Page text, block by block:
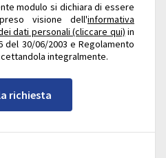
modulo si dichiara di essere
visione dell'informativa
dati personali (cliccare qui) in
del 30/06/2003 e Regolamento
integralmente.
richiesta